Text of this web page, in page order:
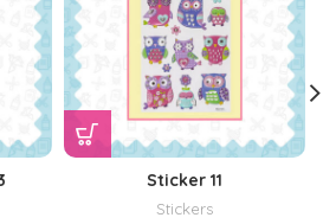
Sticker 11
Stickers